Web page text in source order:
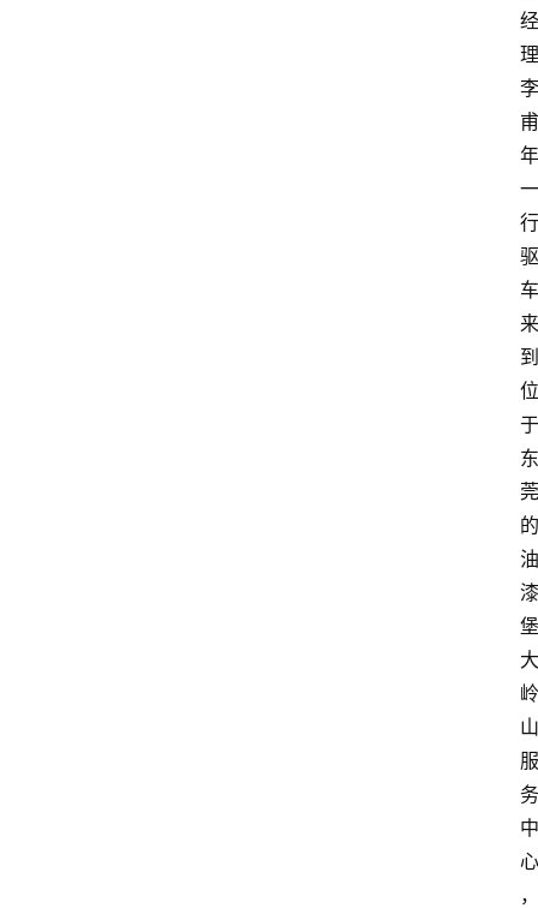
经
理
李
甫
年
一
行
驱
车
来
到
位
于
东
莞
的
油
漆
堡
大
岭
山
服
务
中
心
，